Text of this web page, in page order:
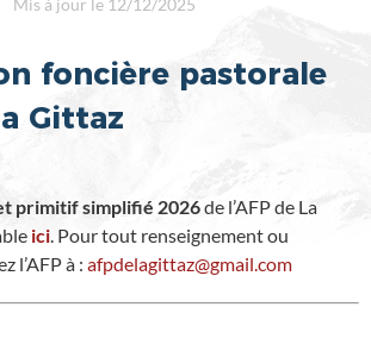
Mis à jour le 12/12/2025
foncière pastorale
Gittaz
primitif simplifié 2026de l’AFP de La
ici. Pour tout renseignement ou
l’AFP à : afpdelagittaz@gmail.com